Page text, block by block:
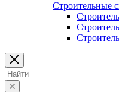
Строительные